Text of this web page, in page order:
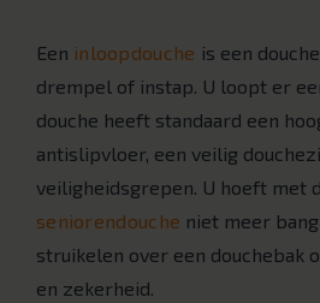
Een inloopdouche is een
drempel of instap. U loopt er
douche heeft standaard een
antislipvloer, een veilig
veiligheidsgrepen. U hoeft met
seniorendouche niet meer
struikelen over een douchebak
en zekerheid.